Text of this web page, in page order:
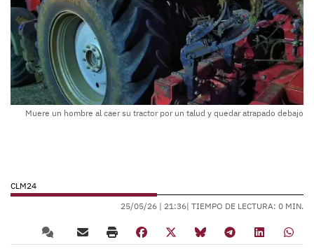
Muere un hombre al caer su tractor por un talud y quedar atrapado debajo
CLM24
25/05/26 | 21:36| TIEMPO DE LECTURA: 0 MIN.